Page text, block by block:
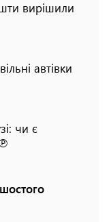
вирішили
автівки
чи є